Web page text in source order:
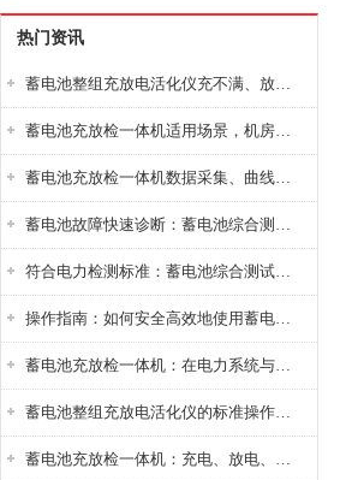
热门资讯
蓄电池整组充放电活化仪充不满、放不完怎么办？
蓄电池充放检一体机适用场景，机房基站变电站铅酸蓄电池维护检测应用
蓄电池充放检一体机数据采集、曲线分析与电池健康状态智能评估功能详解
蓄电池故障快速诊断：蓄电池综合测试仪判断落后电池的方法与标准
符合电力检测标准：蓄电池综合测试仪测试规范与精度校准方法详解
操作指南：如何安全高效地使用蓄电池智能活化仪？
蓄电池充放检一体机：在电力系统与储能设备中的创新应用，确保蓄电池性能与可靠性
蓄电池整组充放电活化仪的标准操作流程：从接线设置到充放电参数设定的安全规范
蓄电池充放检一体机：充电、放电、检测三功能集成设备